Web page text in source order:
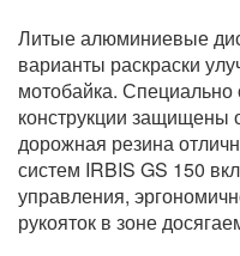
Литые алюминиевые
варианты раскраски
мотобайка. Специально
конструкции защищены
дорожная резина
систем IRBIS GS 150
управления,
рукояток в зоне